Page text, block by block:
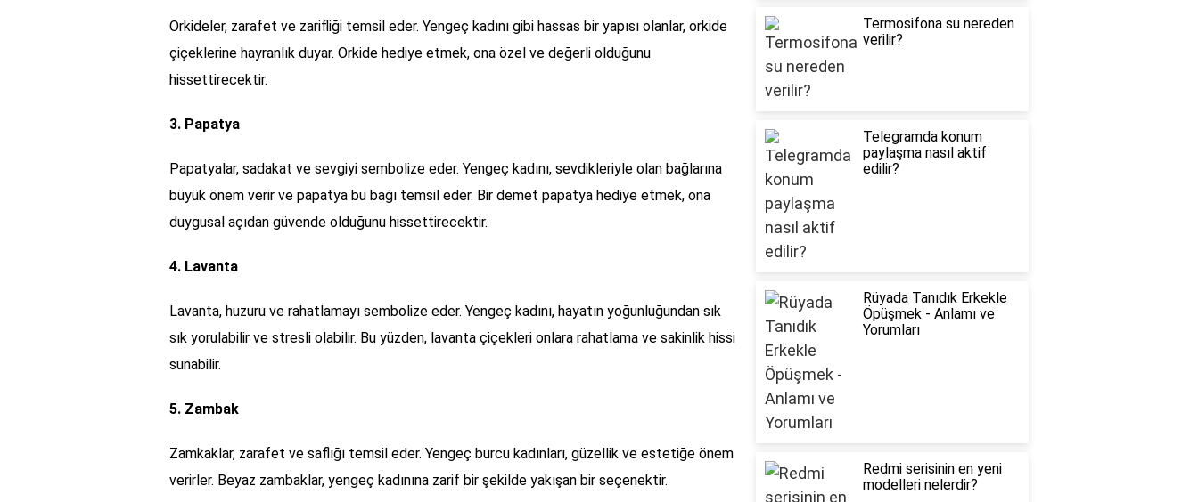
Orkideler, zarafet ve zarifliği temsil eder. Yengeç kadını gibi hassas bir yapısı olanlar, orkide
çiçeklerine hayranlık duyar. Orkide hediye etmek, ona özel ve değerli olduğunu
hissettirecektir.
3. Papatya
Papatyalar, sadakat ve sevgiyi sembolize eder. Yengeç kadını, sevdikleriyle olan bağlarına
büyük önem verir ve papatya bu bağı temsil eder. Bir demet papatya hediye etmek, ona
duygusal açıdan güvende olduğunu hissettirecektir.
4. Lavanta
Lavanta, huzuru ve rahatlamayı sembolize eder. Yengeç kadını, hayatın yoğunluğundan sık
sık yorulabilir ve stresli olabilir. Bu yüzden, lavanta çiçekleri onlara rahatlama ve sakinlik hissi
sunabilir.
5. Zambak
Zamkaklar, zarafet ve saflığı temsil eder. Yengeç burcu kadınları, güzellik ve estetiğe önem
verirler. Beyaz zambaklar, yengeç kadınına zarif bir şekilde yakışan bir seçenektir.
Termosifona su nereden
verilir?
Telegramda konum
paylaşma nasıl aktif
edilir?
Rüyada Tanıdık Erkekle
Öpüşmek - Anlamı ve
Yorumları
Redmi serisinin en yeni
modelleri nelerdir?